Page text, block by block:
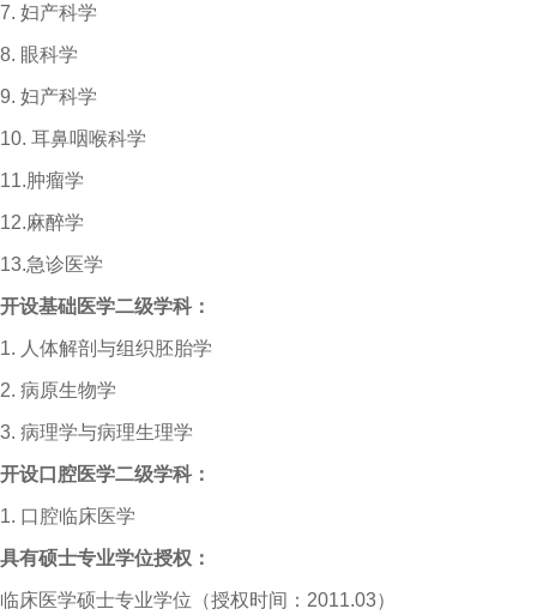
7. 妇产科学
8. 眼科学
9. 妇产科学
10. 耳鼻咽喉科学
11.肿瘤学
12.麻醉学
13.急诊医学
开设基础医学二级学科：
1. 人体解剖与组织胚胎学
2. 病原生物学
3. 病理学与病理生理学
开设口腔医学二级学科：
1. 口腔临床医学
具有硕士专业学位授权：
临床医学硕士专业学位（授权时间： 2011.03）